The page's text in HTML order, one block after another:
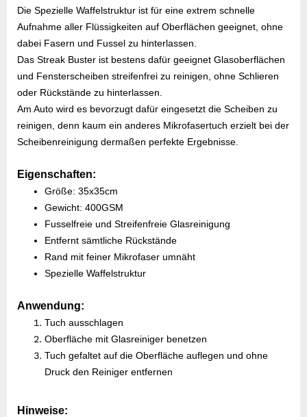
Die Spezielle Waffelstruktur ist für eine extrem schnelle
Aufnahme aller Flüssigkeiten auf Oberflächen geeignet, ohne
dabei Fasern und Fussel zu hinterlassen.
Das Streak Buster ist bestens dafür geeignet Glasoberflächen
und Fensterscheiben streifenfrei zu reinigen, ohne Schlieren
oder Rückstände zu hinterlassen.
Am Auto wird es bevorzugt dafür eingesetzt die Scheiben zu
reinigen, denn kaum ein anderes Mikrofasertuch erzielt bei der
Scheibenreinigung dermaßen perfekte Ergebnisse.
Eigenschaften:
Größe: 35x35cm
Gewicht: 400GSM
Fusselfreie und Streifenfreie Glasreinigung
Entfernt sämtliche Rückstände
Rand mit feiner Mikrofaser umnäht
Spezielle Waffelstruktur
Anwendung:
Tuch ausschlagen
Oberfläche mit Glasreiniger benetzen
Tuch gefaltet auf die Oberfläche auflegen und ohne
Druck den Reiniger entfernen
Hinweise: